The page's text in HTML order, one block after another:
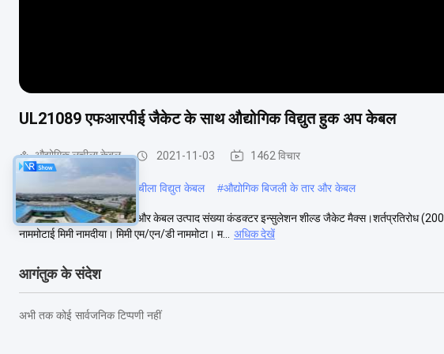
UL21089 एफआरपीई जैकेट के साथ औद्योगिक विद्युत हुक अप केबल
औद्योगिक लचीला केबल 2021-11-03 1462 विचार
लचीला विद्युत केबल #औद्योगिक बिजली के तार और केबल
UL21089 विद्युत हुक अप तार और केबल उत्पाद संख्या कंडक्टर इन्सुलेशन शील्ड जैकेट मैक्स।शर्तप्रतिरोध
नाममोटाई मिमी नामदीया। मिमी एम/एन/डी नाममोटा। म...
अधिक देखें
आगंतुक के संदेश
अभी तक कोई सार्वजनिक टिप्पणी नहीं